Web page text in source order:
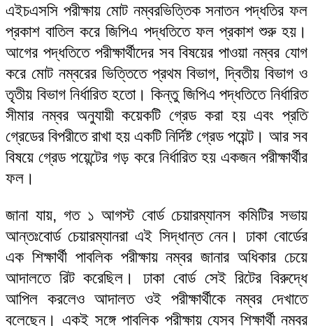
এইচএসসি পরীক্ষায় মোট নম্বরভিত্তিক সনাতন পদ্ধতির ফল
প্রকাশ বাতিল করে জিপিএ পদ্ধতিতে ফল প্রকাশ শুরু হয়।
আগের পদ্ধতিতে পরীক্ষার্থীদের সব বিষয়ের পাওয়া নম্বর যোগ
করে মোট নম্বরের ভিত্তিতে প্রথম বিভাগ, দ্বিতীয় বিভাগ ও
তৃতীয় বিভাগ নির্ধারিত হতো। কিন্তু জিপিএ পদ্ধতিতে নির্ধারিত
সীমার নম্বর অনুযায়ী কয়েকটি গ্রেড করা হয় এবং প্রতি
গ্রেডের বিপরীতে রাখা হয় একটি নির্দিষ্ট গ্রেড পয়েন্ট। আর সব
বিষয়ে গ্রেড পয়েন্টের গড় করে নির্ধারিত হয় একজন পরীক্ষার্থীর
ফল।
জানা যায়, গত ১ আগস্ট বোর্ড চেয়ারম্যানস কমিটির সভায়
আন্তঃবোর্ড চেয়ারম্যানরা এই সিদ্ধান্ত নেন। ঢাকা বোর্ডের
এক শিক্ষার্থী পাবলিক পরীক্ষায় নম্বর জানার অধিকার চেয়ে
আদালতে রিট করেছিল। ঢাকা বোর্ড সেই রিটের বিরুদ্ধে
আপিল করলেও আদালত ওই পরীক্ষার্থীকে নম্বর দেখাতে
বলেছেন। একই সঙ্গে পাবলিক পরীক্ষায় যেসব শিক্ষার্থী নম্বর